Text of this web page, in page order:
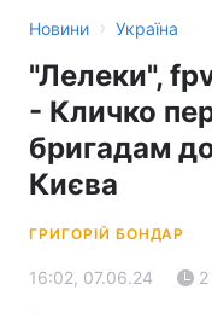
Новини › Україна
"Лелеки",
- Кличко
бригадам
Києва
ГРИГОРІЙ БОНДАР
16:02, 07.06.24